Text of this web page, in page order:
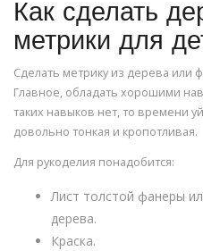
Как сделать
метрики для
Сделать метрику из дерева или
Главное, обладать хорошими
таких навыков нет, то времени
довольно тонкая и кропотливая.
Для рукоделия понадобится:
Лист толстой фанеры
дерева.
Краска.